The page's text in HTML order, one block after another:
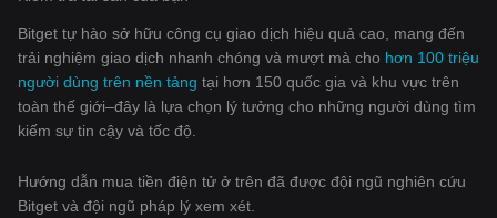
Bitget tự hào sở hữu công cụ giao dịch hiệu quả cao, mang đến
trải nghiệm giao dịch nhanh chóng và mượt mà cho hơn 100 triệu
người dùng trên nền tảng tại hơn 150 quốc gia và khu vực trên
toàn thế giới–đây là lựa chọn lý tưởng cho những người dùng tìm
kiếm sự tin cậy và tốc độ.
Hướng dẫn mua tiền điện tử ở trên đã được đội ngũ nghiên cứu
Bitget và đội ngũ pháp lý xem xét.